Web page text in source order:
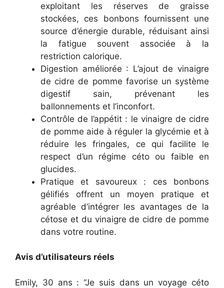
exploitant les réserves de graisse
stockées, ces bonbons fournissent une
source d’énergie durable, réduisant ainsi
la fatigue souvent associée à la
restriction calorique.
Digestion améliorée : L’ajout de vinaigre
de cidre de pomme favorise un système
digestif sain, prévenant les
ballonnements et l’inconfort.
Contrôle de l’appétit : le vinaigre de cidre
de pomme aide à réguler la glycémie et à
réduire les fringales, ce qui facilite le
respect d’un régime céto ou faible en
glucides.
Pratique et savoureux : ces bonbons
gélifiés offrent un moyen pratique et
agréable d’intégrer les avantages de la
cétose et du vinaigre de cidre de pomme
dans votre routine.
Avis d’utilisateurs réels
Emily, 30 ans : “Je suis dans un voyage céto